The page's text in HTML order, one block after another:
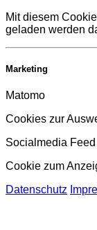
Mit diesem
geladen werden
Marketing
Matomo
Cookies zur
Socialmedia Feed
Cookie zum
Datenschutz